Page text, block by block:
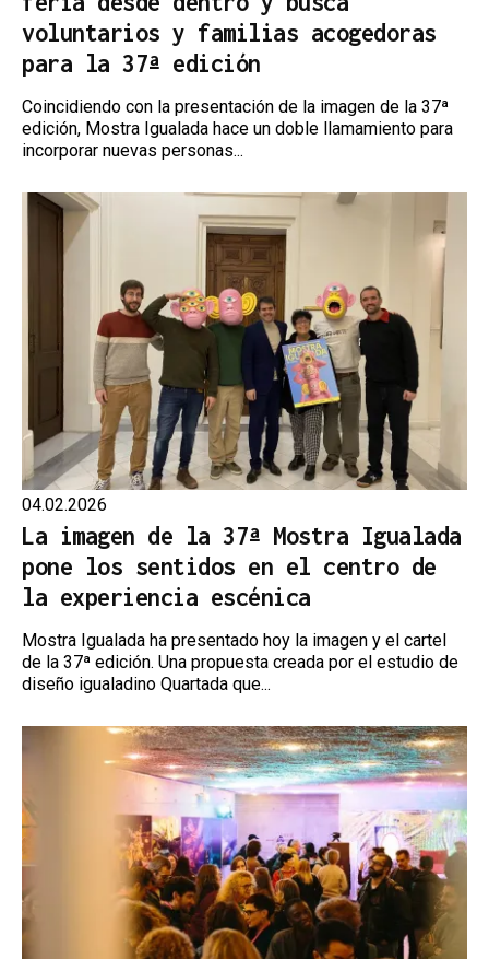
voluntarios y familias acogedoras
para la 37ª edición
Coincidiendo con la presentación de la imagen de la 37ª
edición, Mostra Igualada hace un doble llamamiento para
incorporar nuevas personas...
04.02.2026
La imagen de la 37ª Mostra Igualada
pone los sentidos en el centro de
la experiencia escénica
Mostra Igualada ha presentado hoy la imagen y el cartel
de la 37ª edición. Una propuesta creada por el estudio de
diseño igualadino Quartada que...